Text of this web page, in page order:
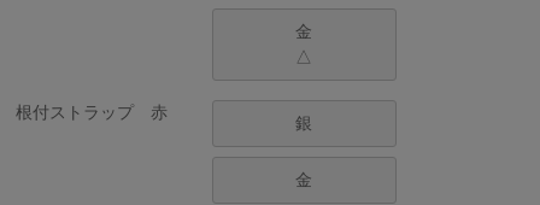
金
△
根付ストラップ 赤
銀
金